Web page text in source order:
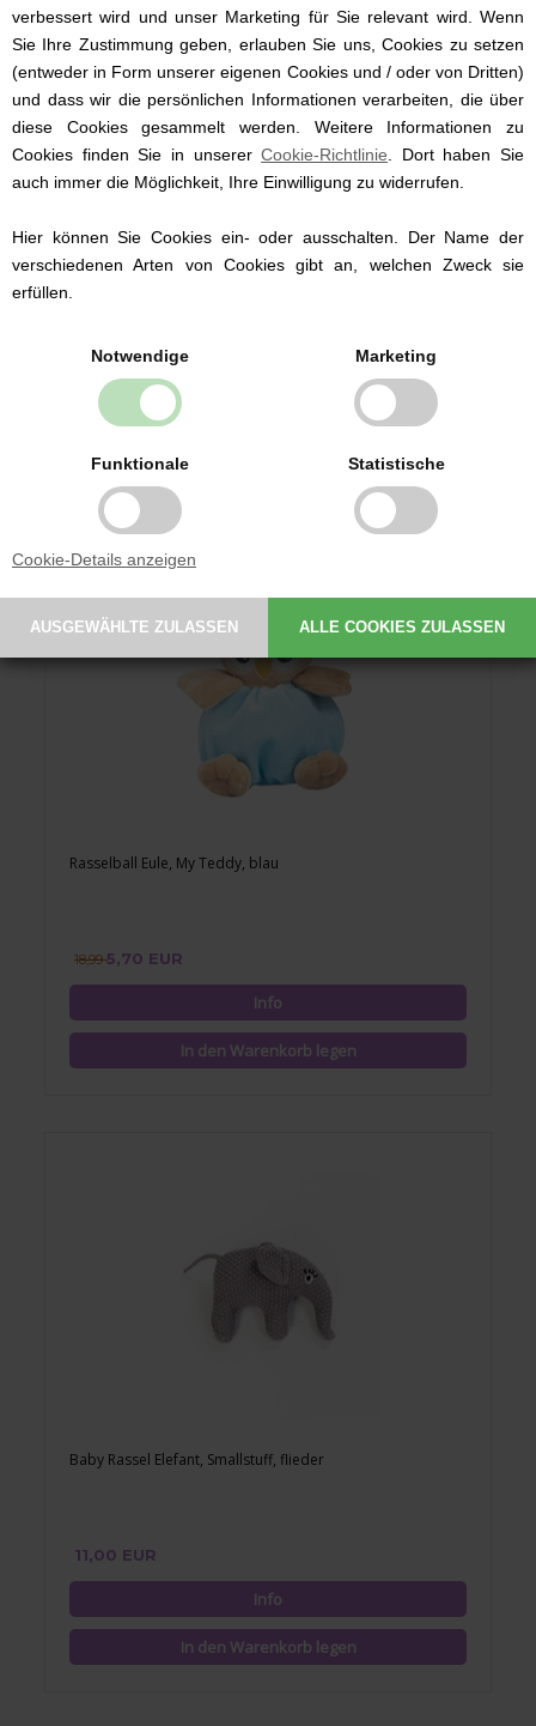
verbessert wird und unser Marketing für Sie relevant wird. Wenn
Sie Ihre Zustimmung geben, erlauben Sie uns, Cookies zu setzen
(entweder in Form unserer eigenen Cookies und / oder von Dritten)
und dass wir die persönlichen Informationen verarbeiten, die über
diese Cookies gesammelt werden. Weitere Informationen zu
Cookies finden Sie in unsererCookie-Richtlinie . Dort haben Sie
auch immer die Möglichkeit, Ihre Einwilligung zu widerrufen.
Hier können Sie Cookies ein- oder ausschalten. Der Name der
verschiedenen Arten von Cookies gibt an, welchen Zweck sie
erfüllen.
Notwendige Marketing
Funktionale Statistische
Cookie-Details anzeigen
Baby Rassel, My Teddy, Pinguin rosa
11,00 EUR
Rasselball Eule, My Teddy, blau
18,995,70 EUR
Baby Rassel Elefant, Smallstuff, flieder
11,00 EUR